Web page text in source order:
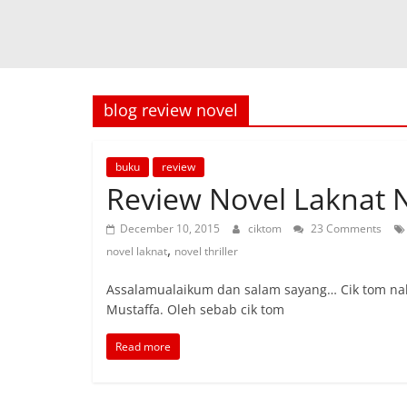
blog review novel
buku review
Review Novel Laknat
December 10, 2015 ciktom
23 Comments
novel laknat, novel thriller
Assalamualaikum dan salam sayang… Cik tom
Mustaffa. Oleh sebab cik tom
Read more